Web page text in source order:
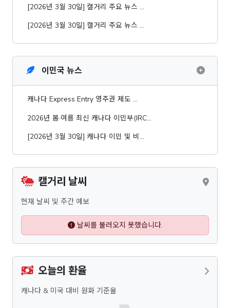
[2026년 3월 30일] 캘거리 주요 뉴스 …
[2026년 3월 30일] 캘거리 주요 뉴스 …
이민국 뉴스
캐나다 Express Entry 영주권 제도 …
2026년 봄·여름 최신 캐나다 이민부(IRC…
[2026년 3월 30일] 캐나다 이민 및 비…
캘거리 날씨
현재 날씨 및 주간 예보
날씨를 불러오지 못했습니다.
오늘의 환율
캐나다 & 미국 대비 원화 기준율